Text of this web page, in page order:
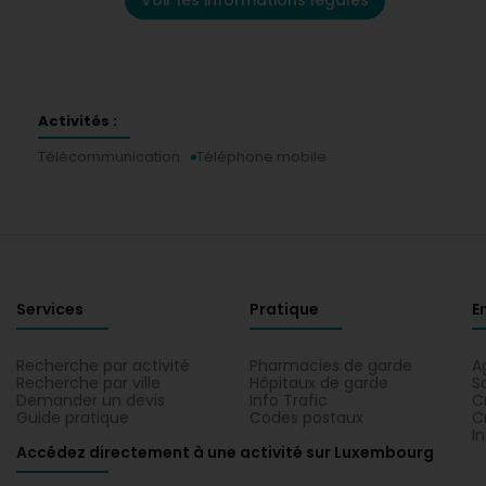
Activités :
Télécommunication
Téléphone mobile
Services
Recherche par activité
Recherche par ville
Demander un devis
Guide pratique
Pratique
Pharmacies de garde
Hôpitaux de garde
Info Trafic
Codes postaux
Accédez directement à une activité sur Luxembourg